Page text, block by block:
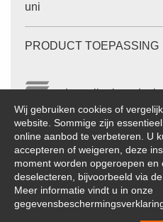
uni
PRODUCT TOEPASSING
Lamellenbreedte
De aangegeven waarden zijn
Wijzigingen voorbehouden.
Wij gebruiken cookies of
website. Sommige zijn
online aanbod te verbeteren. U
accepteren of weigeren, deze
moment worden opgeroepen
deselecteren, bijvoorbeeld via
Meer informatie vindt u in onze